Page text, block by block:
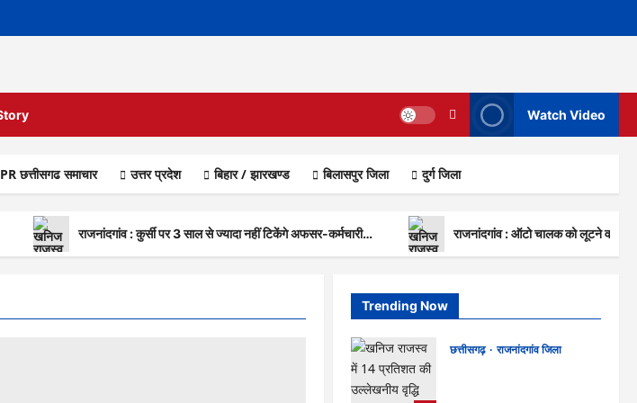
Watch Video
छत्तीसगढ समाचार उत्तर प्रदेश बिहार / झारखण्ड बिलासपुर जिला दुर्ग जिला
राजनांदगांव : कुर्सी पर 3 साल से ज्यादा नहीं टिकेंगे अफसर-कर्मचारी… राजनांदगांव : ऑटो चालक को लूटने वाले 4
Trending Now
छत्तीसगढ़
राजनांदगांव जिला